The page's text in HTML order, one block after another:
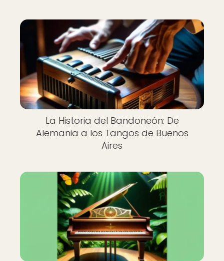
La Historia del Bandoneón: De
Alemania a los Tangos de Buenos
Aires